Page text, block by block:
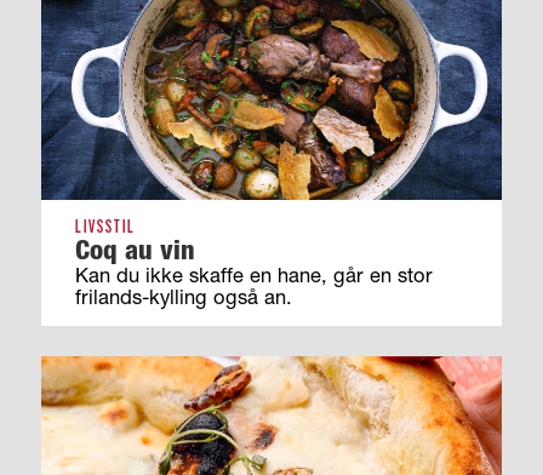
LIVSSTIL
Coq au vin
Kan du ikke skaffe en hane, går en stor
frilands-kylling også an.